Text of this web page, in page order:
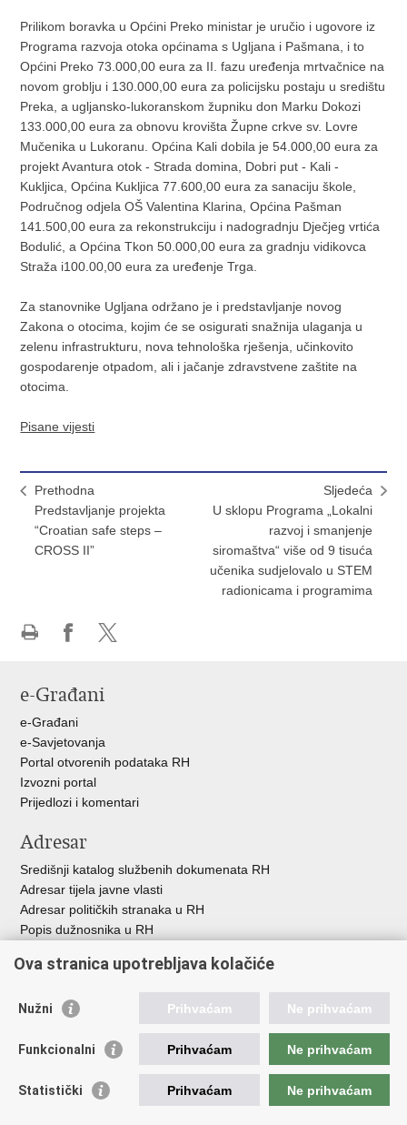
Prilikom boravka u Općini Preko ministar je uručio i ugovore iz
Programa razvoja otoka općinama s Ugljana i Pašmana, i to
Općini Preko 73.000,00 eura za II. fazu uređenja mrtvačnice na
novom groblju i 130.000,00 eura za policijsku postaju u središtu
Preka, a ugljansko-lukoranskom župniku don Marku Dokozi
133.000,00 eura za obnovu krovišta Župne crkve sv. Lovre
Mučenika u Lukoranu. Općina Kali dobila je 54.000,00 eura za
projekt Avantura otok - Strada domina, Dobri put - Kali -
Kukljica, Općina Kukljica 77.600,00 eura za sanaciju škole,
Područnog odjela OŠ Valentina Klarina, Općina Pašman
141.500,00 eura za rekonstrukciju i nadogradnju Dječjeg vrtića
Bodulić, a Općina Tkon 50.000,00 eura za gradnju vidikovca
Straža i100.00,00 eura za uređenje Trga.
Za stanovnike Ugljana održano je i predstavljanje novog
Zakona o otocima, kojim će se osigurati snažnija ulaganja u
zelenu infrastrukturu, nova tehnološka rješenja, učinkovito
gospodarenje otpadom, ali i jačanje zdravstvene zaštite na
otocima.
Pisane vijesti
Prethodna
Predstavljanje projekta
“Croatian safe steps –
CROSS II”
Sljedeća
U sklopu Programa „Lokalni
razvoj i smanjenje
siromaštva“ više od 9 tisuća
učenika sudjelovalo u STEM
radionicama i programima
Facebooku
X-
e-Građani
e-Građani
e-Savjetovanja
Portal otvorenih podataka RH
Izvozni portal
Prijedlozi i komentari
Adresar
Središnji katalog službenih dokumenata RH
Adresar tijela javne vlasti
Adresar političkih stranaka u RH
Popis dužnosnika u RH
Pozivi za žurnu pomoć
Važne poveznice
Vlada Republike H
Strukturni i investicijski fondovi
Središnja agencija za financiranje i ugovaranje
Predstavništvo Europske komisije u Hrvatskoj
Ova stranica upotrebljava kolačiće
Nužni Prihvaćam Ne prihvaćam
Funkcionalni Prihvaćam Ne prihvaćam
Statistički Prihvaćam Ne prihvaćam